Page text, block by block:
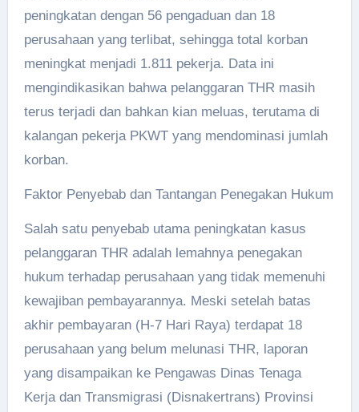
peningkatan dengan 56 pengaduan dan 18
perusahaan yang terlibat, sehingga total korban
meningkat menjadi 1.811 pekerja. Data ini
mengindikasikan bahwa pelanggaran THR masih
terus terjadi dan bahkan kian meluas, terutama di
kalangan pekerja PKWT yang mendominasi jumlah
korban.
Faktor Penyebab dan Tantangan Penegakan Hukum
Salah satu penyebab utama peningkatan kasus
pelanggaran THR adalah lemahnya penegakan
hukum terhadap perusahaan yang tidak memenuhi
kewajiban pembayarannya. Meski setelah batas
akhir pembayaran (H-7 Hari Raya) terdapat 18
perusahaan yang belum melunasi THR, laporan
yang disampaikan ke Pengawas Dinas Tenaga
Kerja dan Transmigrasi (Disnakertrans) Provinsi